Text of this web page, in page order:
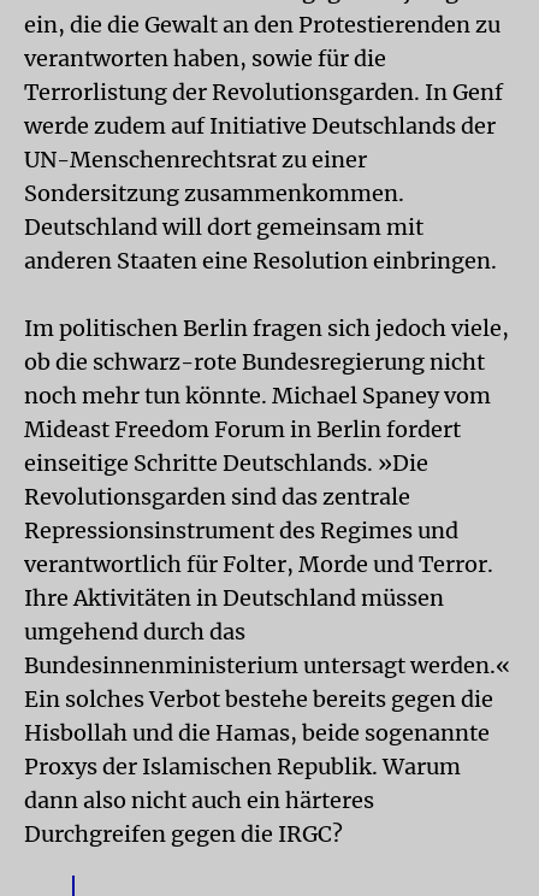
ein, die die Gewalt an den Protestierenden zu
verantworten haben, sowie für die
Terrorlistung der Revolutionsgarden. In Genf
werde zudem auf Initiative Deutschlands der
UN-Menschenrechtsrat zu einer
Sondersitzung zusammenkommen.
Deutschland will dort gemeinsam mit
anderen Staaten eine Resolution einbringen.
Im politischen Berlin fragen sich jedoch viele,
ob die schwarz-rote Bundesregierung nicht
noch mehr tun könnte. Michael Spaney vom
Mideast Freedom Forum in Berlin fordert
einseitige Schritte Deutschlands. »Die
Revolutionsgarden sind das zentrale
Repressionsinstrument des Regimes und
verantwortlich für Folter, Morde und Terror.
Ihre Aktivitäten in Deutschland müssen
umgehend durch das
Bundesinnenministerium untersagt werden.«
Ein solches Verbot bestehe bereits gegen die
Hisbollah und die Hamas, beide sogenannte
Proxys der Islamischen Republik. Warum
dann also nicht auch ein härteres
Durchgreifen gegen die IRGC?